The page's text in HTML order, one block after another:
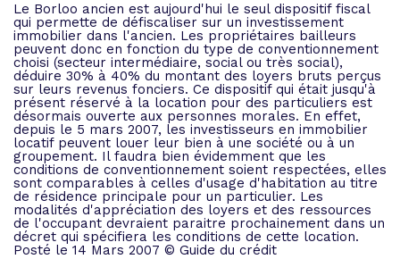
Le Borloo ancien est aujourd'hui le seul dispositif fiscal
qui permette de défiscaliser sur un investissement
immobilier dans l'ancien. Les propriétaires bailleurs
peuvent donc en fonction du type de conventionnement
choisi (secteur intermédiaire, social ou très social),
déduire 30% à 40% du montant des loyers bruts perçus
sur leurs revenus fonciers. Ce dispositif qui était jusqu'à
présent réservé à la location pour des particuliers est
désormais ouverte aux personnes morales. En effet,
depuis le 5 mars 2007, les investisseurs en immobilier
locatif peuvent louer leur bien à une société ou à un
groupement. Il faudra bien évidemment que les
conditions de conventionnement soient respectées, elles
sont comparables à celles d'usage d'habitation au titre
de résidence principale pour un particulier. Les
modalités d'appréciation des loyers et des ressources
de l'occupant devraient paraitre prochainement dans un
décret qui spécifiera les conditions de cette location.
Posté le 14 Mars 2007 © Guide du crédit